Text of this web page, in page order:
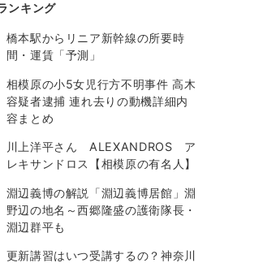
ンキング
橋本駅からリニア新幹線の所要時
間・運賃「予測」
相模原の小5女児行方不明事件 高木
容疑者逮捕 連れ去りの動機詳細内
容まとめ
川上洋平さん ALEXANDROS ア
レキサンドロス【相模原の有名人】
淵辺義博の解説「淵辺義博居館」淵
野辺の地名～西郷隆盛の護衛隊長・
淵辺群平も
更新講習はいつ受講するの？神奈川